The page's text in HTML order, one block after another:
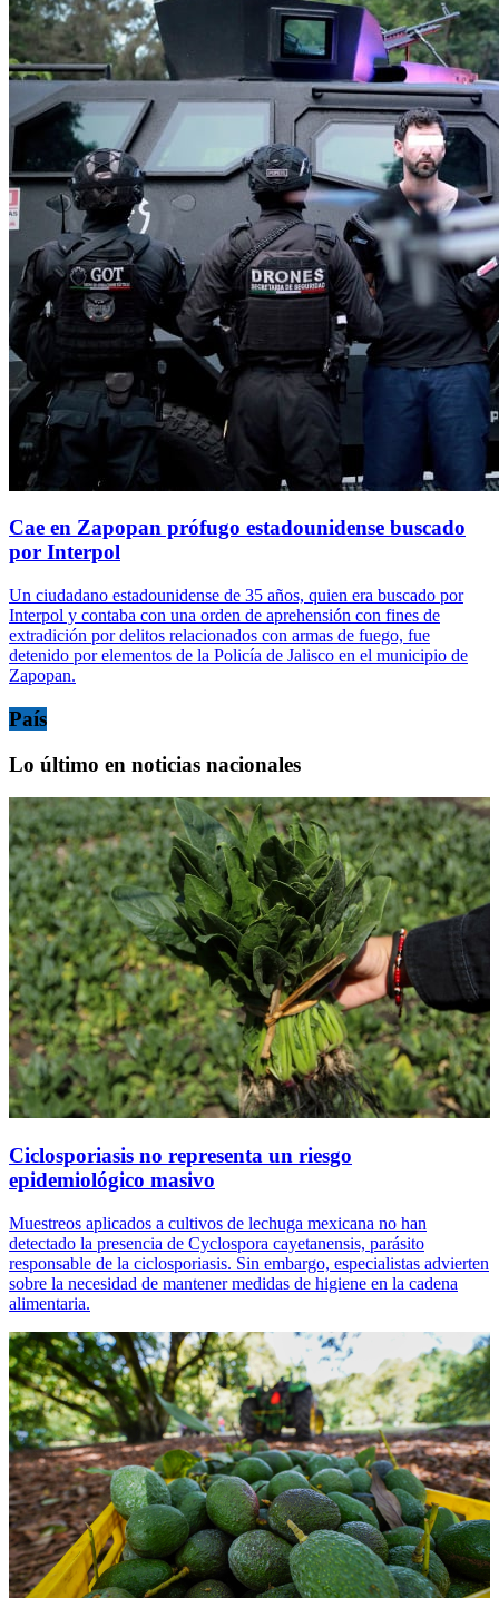
Cae en Zapopan prófugo estadounidense buscado
por Interpol
Un ciudadano estadounidense de 35 años, quien era buscado por
Interpol y contaba con una orden de aprehensión con fines de
extradición por delitos relacionados con armas de fuego, fue
detenido por elementos de la Policía de Jalisco en el municipio de
Zapopan.
País
Lo último en noticias nacionales
Ciclosporiasis no representa un riesgo
epidemiológico masivo
Muestreos aplicados a cultivos de lechuga mexicana no han
detectado la presencia de Cyclospora cayetanensis, parásito
responsable de la ciclosporiasis. Sin embargo, especialistas advierten
sobre la necesidad de mantener medidas de higiene en la cadena
alimentaria.